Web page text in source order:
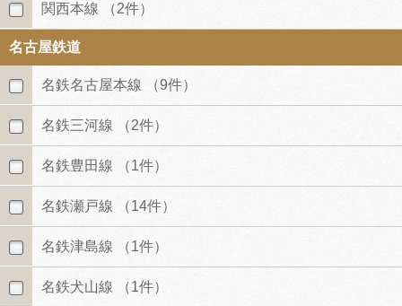
関西本線 （2件）
名古屋鉄道
名鉄名古屋本線 （9件）
名鉄三河線 （2件）
名鉄豊田線 （1件）
名鉄瀬戸線 （14件）
名鉄津島線 （1件）
名鉄犬山線 （1件）